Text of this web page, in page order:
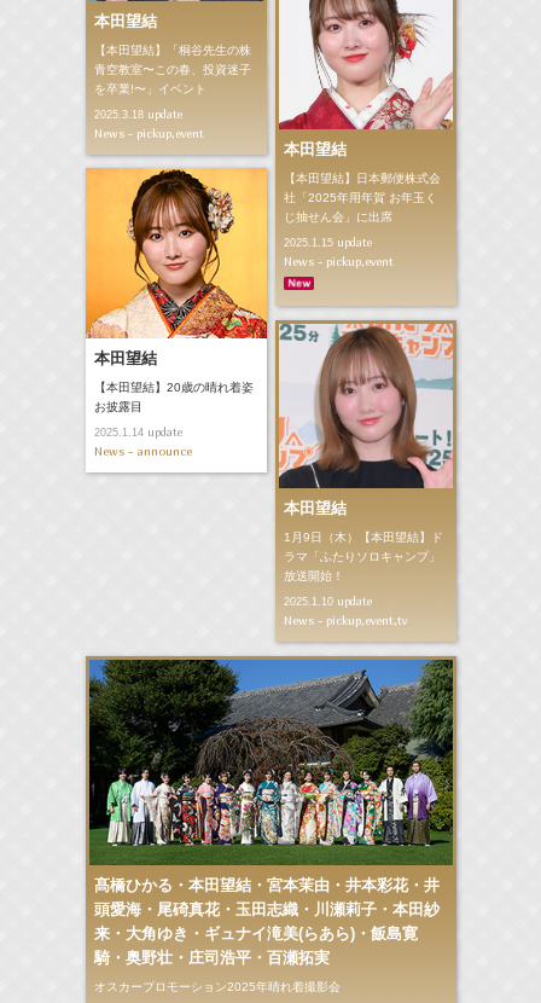
本田望結
【本田望結】「桐谷先生の株
青空教室〜この春、投資迷子
を卒業!〜」イベント
2025.3.18update
News - pickup,event
本田望結
【本田望結】日本郵便株式会
社「2025年用年賀 お年玉く
じ抽せん会」に出席
2025.1.15update
News - pickup,event
本田望結
【本田望結】20歳の晴れ着姿
お披露目
2025.1.14update
News - announce
本田望結
1月9日（木）【本田望結】ド
ラマ「ふたりソロキャンプ」
放送開始！
2025.1.10update
News - pickup,event,tv
髙橋ひかる・本田望結・宮本茉由・井本彩花・井
頭愛海・尾碕真花・玉田志織・川瀬莉子・本田紗
来・大角ゆき・ギュナイ滝美(らあら)・飯島寛
騎・奥野壮・庄司浩平・百瀬拓実
オスカープロモーション2025年晴れ着撮影会